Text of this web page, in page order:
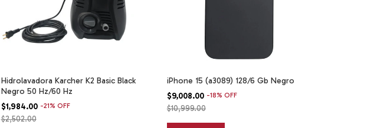
Hidrolavadora Karcher K2 Basic Black
Negro 50 Hz/60 Hz
$1,984.00 -21% OFF
$2,502.00
iPhone 15 (a3089) 128/6 Gb Negro
$9,008.00 -18% OFF
$10,999.00